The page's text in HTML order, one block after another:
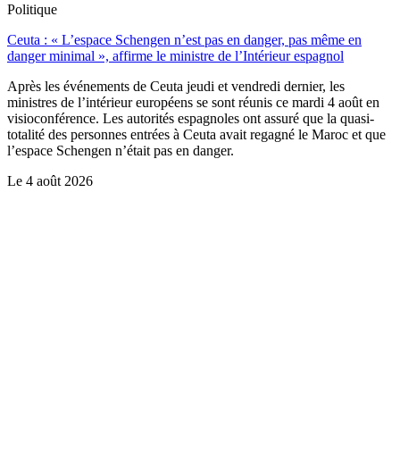
Politique
Ceuta : « L’espace Schengen n’est pas en danger, pas même en
danger minimal », affirme le ministre de l’Intérieur espagnol
Après les événements de Ceuta jeudi et vendredi dernier, les
ministres de l’intérieur européens se sont réunis ce mardi 4 août en
visioconférence. Les autorités espagnoles ont assuré que la quasi-
totalité des personnes entrées à Ceuta avait regagné le Maroc et que
l’espace Schengen n’était pas en danger.
Le 4 août 2026